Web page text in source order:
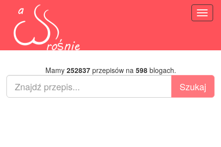
Mamy 252837przepisów na 598blogach.